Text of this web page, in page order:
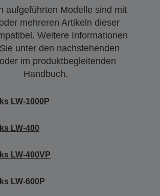
aufgeführten Modelle sind mit
mehreren Artikeln dieser
Weitere Informationen
unter den nachstehenden
im produktbegleitenden
Handbuch.
LW-1000P
LW-400
LW-400VP
LW-600P